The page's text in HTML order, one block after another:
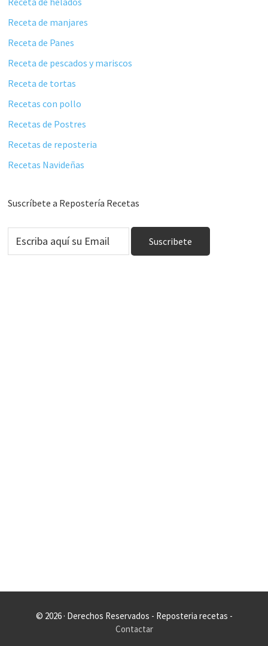
Receta de manjares
Receta de Panes
Receta de pescados y mariscos
Receta de tortas
Recetas con pollo
Recetas de Postres
Recetas de reposteria
Recetas Navideñas
Suscríbete a Repostería Recetas
© 2026 · Derechos Reservados - Reposteria recetas -
Contactar